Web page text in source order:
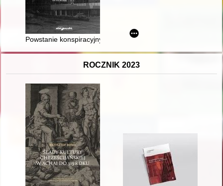
Powstanie konspiracyjnych struktur "Solidarności" w
ROCZNIK 2023